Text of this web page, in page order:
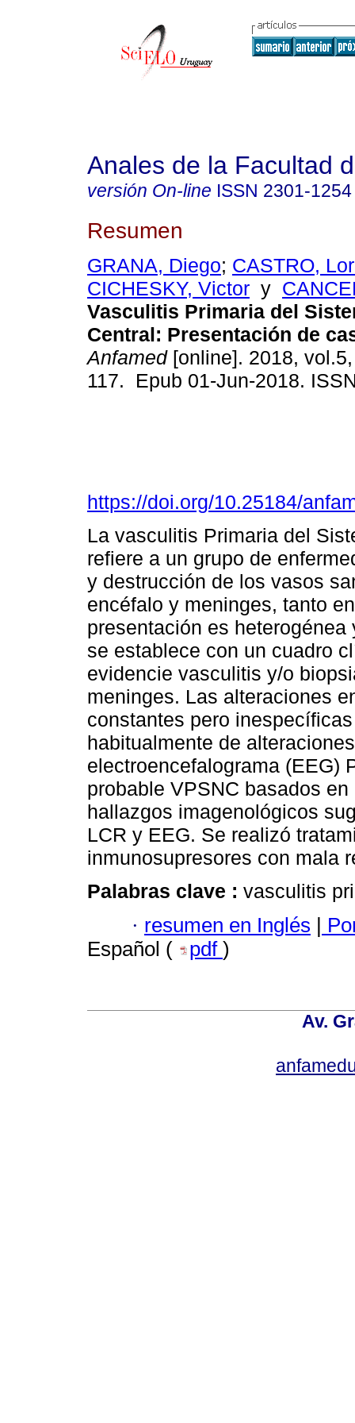
Anales de la Facultad
versión On-line ISSN 2301-1254
Resumen
GRANA, Diego; CASTRO,
CICHESKY, Victor y
Vasculitis Primaria del
Central: Presentación de
Anfamed[online]. 2018,
117. Epub 01-Jun-2018.
https://doi.org/10.25184/
La vasculitis Primaria del
refiere a un grupo de
y destrucción de los vasos
encéfalo y meninges, tanto
presentación es
se establece con un cuadro
evidencie vasculitis y/o
meninges. Las alteraciones
constantes pero
habitualmente de
electroencefalograma (EEG)
probable VPSNC basados
hallazgos imagenológicos
LCR y EEG. Se realizó
inmunosupresores con mala
Palabras clave : vasculitis
· resumen en Inglés |
Español (
pdf )
Av.